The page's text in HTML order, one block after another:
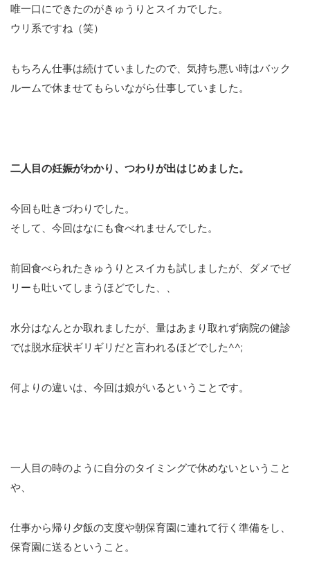
唯一口にできたのがきゅうりとスイカでした。
ウリ系ですね（笑）
もちろん仕事は続けていましたので、気持ち悪い時はバック
ルームで休ませてもらいながら仕事していました。
二人目の妊娠がわかり、つわりが出はじめました。
今回も吐きづわりでした。
そして、今回はなにも食べれませんでした。
前回食べられたきゅうりとスイカも試しましたが、ダメでゼ
リーも吐いてしまうほどでした、、
水分はなんとか取れましたが、量はあまり取れず病院の健診
では脱水症状ギリギリだと言われるほどでした^^;
何よりの違いは、今回は娘がいるということです。
一人目の時のように自分のタイミングで休めないということ
や、
仕事から帰り夕飯の支度や朝保育園に連れて行く準備をし、
保育園に送るということ。